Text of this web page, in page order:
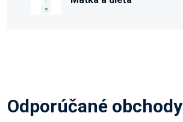
Odporúčané obchody